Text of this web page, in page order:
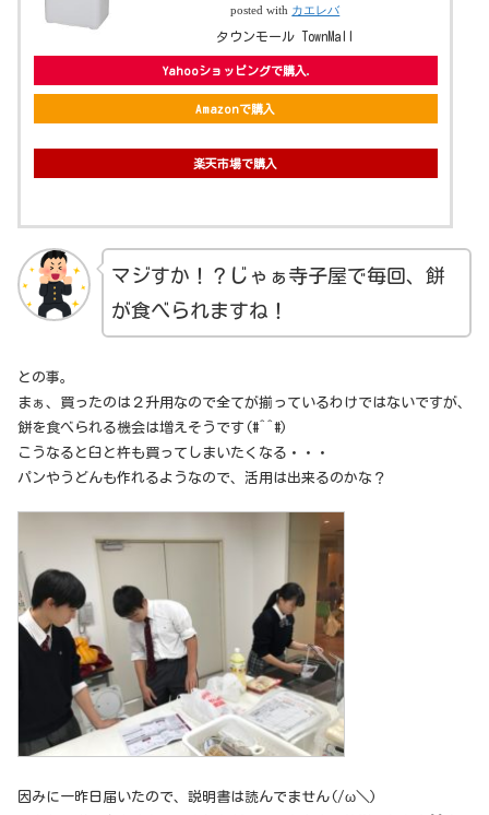
posted with カエレバ
タウンモール TownMall
Yahooショッピングで購入
Amazonで購入
楽天市場で購入
マジすか！？じゃぁ寺子屋で毎回、餅
が食べられますね！
との事。
まぁ、買ったのは２升用なので全てが揃っているわけではないですが、
餅を食べられる機会は増えそうです(#^^#)
こうなると臼と杵も買ってしまいたくなる・・・
パンやうどんも作れるようなので、活用は出来るのかな？
因みに一昨日届いたので、説明書は読んでません(/ω＼)